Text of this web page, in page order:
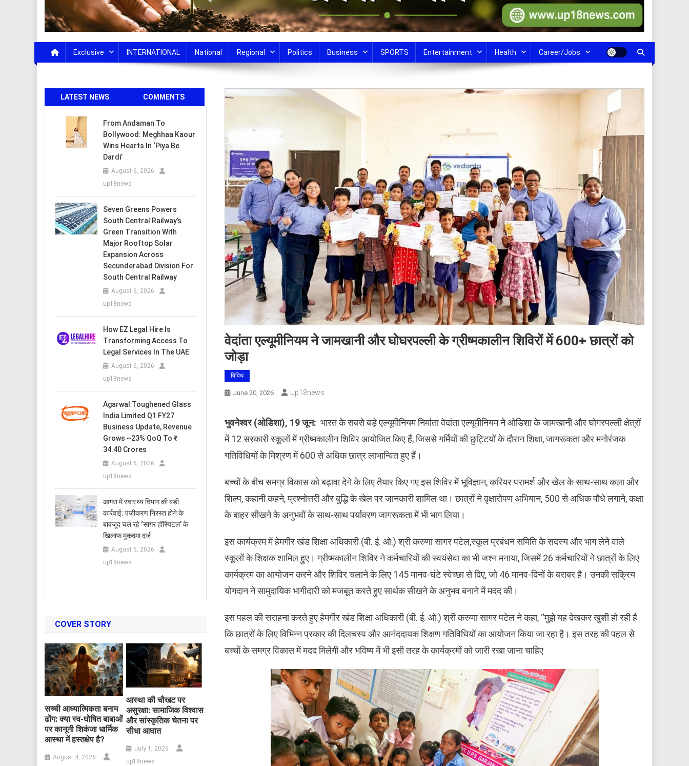
Exclusive INTERNATIONAL National Regional Politics Business SPORTS Entertainment Health Career/Jobs
वेदांता एल्यूमीनियम ने जामखानी और घोघरपल्ली के ग्रीष्मकालीन शिविरों में 600+ छात्रों को
जोड़ा
विविध
June 20, 2026 Up18news
भुवनेश्वर (ओडिशा), 19 जून: भारत के सबसे बड़े एल्यूमीनियम निर्माता वेदांता एल्यूमीनियम ने ओडिशा के जामखानी और घोगरपल्ली क्षेत्रों
में 12 सरकारी स्कूलों में ग्रीष्मकालीन शिविर आयोजित किए हैं, जिससे गर्मियों की छुट्टियों के दौरान शिक्षा, जागरूकता और मनोरंजक
गतिविधियों के मिश्रण में 600 से अधिक छात्र लाभान्वित हुए हैं।
बच्चों के बीच समग्र विकास को बढ़ावा देने के लिए तैयार किए गए इस शिविर में भूविज्ञान, करियर परामर्श और खेल के साथ-साथ कला और
शिल्प, कहानी कहने, प्रश्नोत्तरी और बुद्धि के खेल पर जानकारी शामिल था। छात्रों ने वृक्षारोपण अभियान, 500 से अधिक पौधे लगाने, कक्षा
के बाहर सीखने के अनुभवों के साथ-साथ पर्यावरण जागरूकता में भी भाग लिया।
इस कार्यक्रम में हेमगीर खंड शिक्षा अधिकारी (बी. ई. ओ.) श्री करुणा सागर पटेल,स्कूल प्रबंधन समिति के सदस्य और भाग लेने वाले
स्कूलों के शिक्षक शामिल हुए। ग्रीष्मकालीन शिविर ने कर्मचारियों की स्वयंसेवा का भी जश्न मनाया, जिसमें 26 कर्मचारियों ने छात्रों के लिए
कार्यक्रम का आयोजन करने और शिविर चलाने के लिए 145 मानव-घंटे स्वेच्छा से दिए, जो 46 मानव-दिनों के बराबर है। उनकी सक्रिय
योगदान ने सामुदायिक भागीदारी को मजबूत करते हुए सार्थक सीखने के अनुभव बनाने में मदद की।
इस पहल की सराहना करते हुए हेमगीर खंड शिक्षा अधिकारी (बी. ई. ओ.) श्री करुणा सागर पटेल ने कहा, “मुझे यह देखकर खुशी हो रही है
कि छात्रों के लिए विभिन्न प्रकार की दिलचस्प और आनंददायक शिक्षण गतिविधियों का आयोजन किया जा रहा है। इस तरह की पहल से
बच्चों के समग्र विकास में मदद मिलेगी और भविष्य में भी इसी तरह के कार्यक्रमों को जारी रखा जाना चाहिए
LATEST NEWS COMMENTS
From Andaman To
Bollywood: Meghhaa Kaour
Wins Hearts In ‘Piya Be
Dardi’
August 6, 2026
up18news
Seven Greens Powers
South Central Railway’s
Green Transition With
Major Rooftop Solar
Expansion Across
Secunderabad Division For
South Central Railway
August 6, 2026
up18news
How EZ Legal Hire Is
Transforming Access To
Legal Services In The UAE
August 6, 2026
up18news
Agarwal Toughened Glass
India Limited Q1 FY27
Business Update, Revenue
Grows ~23% QoQ To ₹
34.40 Crores
August 6, 2026
up18news
आगरा में स्वास्थ्य विभाग की बड़ी
कार्रवाई: पंजीकरण निरस्त होने के
बावजूद चल रहे ‘सागर हॉस्पिटल’ के
खिलाफ मुकदमा दर्ज
August 6, 2026
up18news
COVER STORY
सच्ची आध्यात्मिकता बनाम
ढोंग: क्या स्व-घोषित बाबाओं
पर कानूनी शिकंजा धार्मिक
आस्था में हस्तक्षेप है?
August 4, 2026
आस्था की चौखट पर
असुरक्षा: सामाजिक विश्वास
और सांस्कृतिक चेतना पर
सीधा आघात
July 1, 2026
up18news